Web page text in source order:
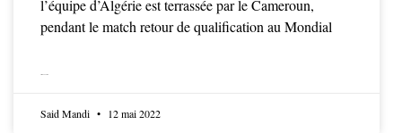
l’équipe d’Algérie est terrassée par le Cameroun,
pendant le match retour de qualification au Mondial
Said Mandi 12 mai 2022